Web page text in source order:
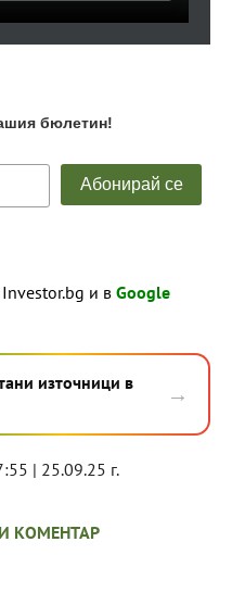
Investor.bg и в Google
източници в
→
| 25.09.25 г.
КОМЕНТАР